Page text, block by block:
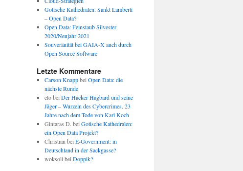
Gotische Kathedralen: Sankt Lamberti
– Open Data?
Open Data: Feinstaub Silvester
2020/Neujahr 2021
Souveränität bei GAIA-X auch durch
Open Source Software
Letzte Kommentare
Carson Knappbei Open Data: die
nächste Runde
elobei Der Hacker Hagbard und seine
Jäger – Wurzeln des Cybercrimes. 23
Jahre nach dem Tode von Karl Koch
Gintaras D. bei Gotische Kathedralen:
ein Open Data Projekt?
Christian bei E-Government: in
Deutschland in der Sackgasse?
woksollbei Doppik?